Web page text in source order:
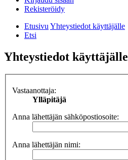
Rekisteröidy
EtusivuYhteystiedot käyttäjälle
Etsi
Yhteystiedot käyttäjälle
Vastaanottaja:
Ylläpitäjä
Anna lähettäjän sähköpostiosoite:
Anna lähettäjän nimi: